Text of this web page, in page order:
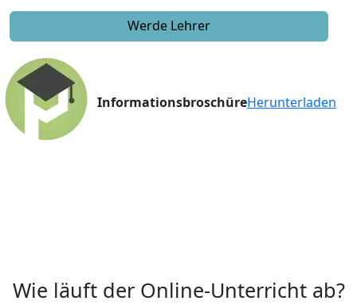
Werde Lehrer
InformationsbroschüreHerunterladen
Wie läuft der Online-Unterricht ab?